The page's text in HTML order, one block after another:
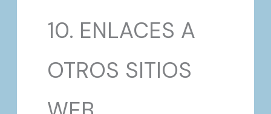
10. ENLACES A
OTROS SITIOS